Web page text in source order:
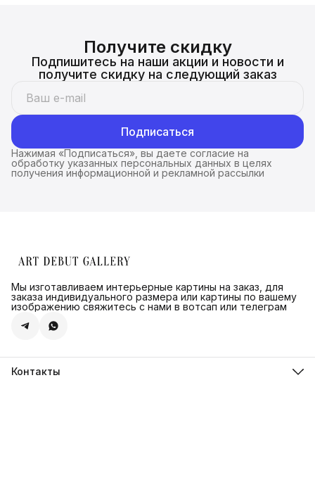
Получите скидку
Подпишитесь на наши акции и новости и
получите скидку на следующий заказ
Подписаться
Нажимая «Подписаться», вы даете согласие на
обработку указанных персональных данных в целях
получения информационной и рекламной рассылки
Мы изготавливаем интерьерные картины на заказ, для
заказа индивидуального размера или картины по вашему
изображению свяжитесь с нами в вотсап или телеграм
Контакты